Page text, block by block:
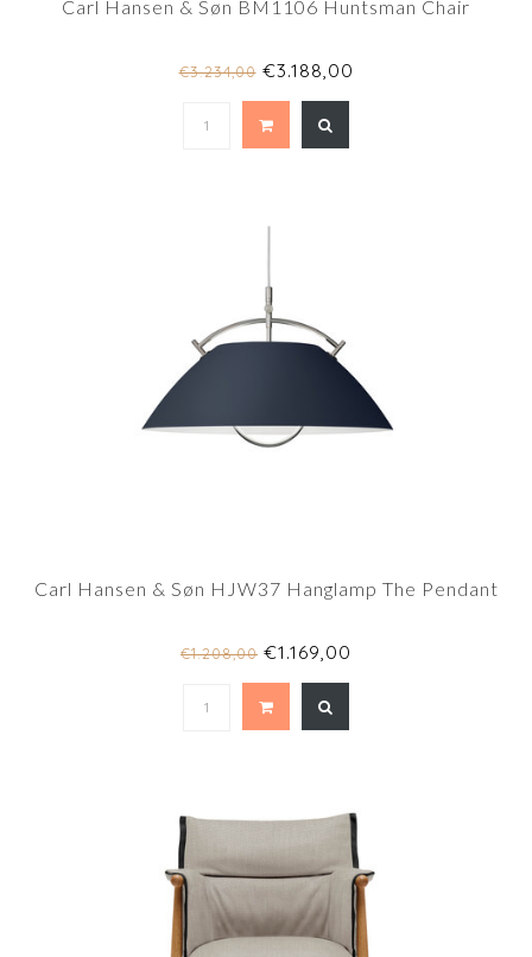
Carl Hansen & Søn BM1106 Huntsman Chair
€3.234,00€3.188,00
Carl Hansen & Søn HJW37 Hanglamp The Pendant
€1.208,00 €1.169,00